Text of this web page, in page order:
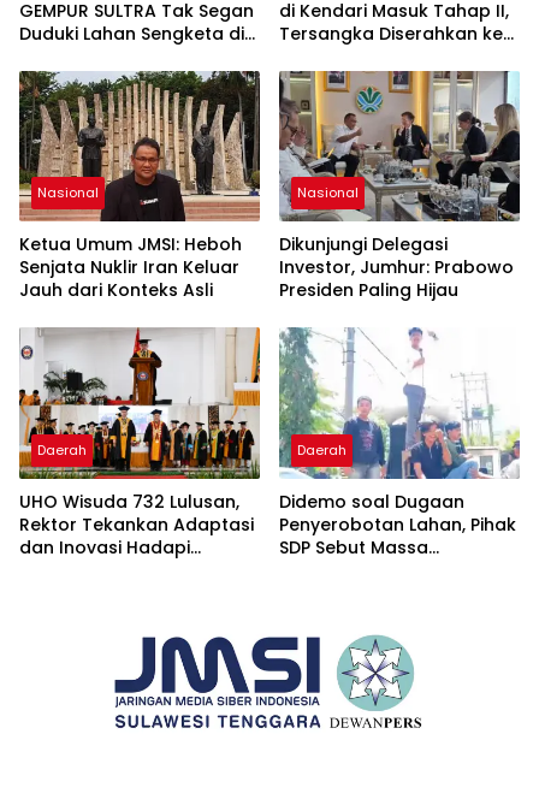
GEMPUR SULTRA Tak Segan
Duduki Lahan Sengketa di
di Kendari Masuk Tahap II,
Tersangka Diserahkan ke
Nasional
Ketua Umum JMSI: Heboh
Senjata Nuklir Iran Keluar
Jauh dari Konteks Asli
Nasional
Dikunjungi Delegasi
Investor, Jumhur: Prabowo
Presiden Paling Hijau
Daerah
UHO Wisuda 732 Lulusan,
Rektor Tekankan Adaptasi
dan Inovasi Hadapi
Daerah
Didemo soal Dugaan
Penyerobotan Lahan, Pihak
SDP Sebut Massa